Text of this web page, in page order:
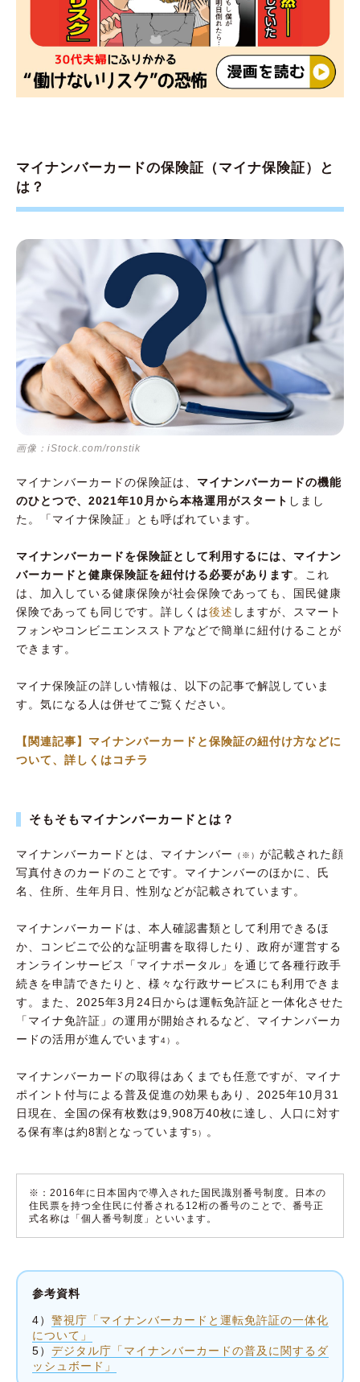
マイナンバーカードの保険証（マイナ保険証）と
は？
画像：iStock.com/ronstik
マイナンバーカードの保険証は、 マイナンバーカードの機能
のひとつで、2021年10月から本格運用がスタート しまし
た。「マイナ保険証」とも呼ばれています。
マイナンバーカードを保険証として利用するには、マイナン
バーカードと健康保険証を紐付ける必要があります。これ
は、加入している健康保険が社会保険であっても、国民健康
保険であっても同じです。詳しくは後述 しますが、スマート
フォンやコンビニエンスストアなどで簡単に紐付けることが
できます。
マイナ保険証の詳しい情報は、以下の記事で解説していま
す。気になる人は併せてご覧ください。
【関連記事】マイナンバーカードと保険証の紐付け方などに
ついて、詳しくはコチラ
そもそもマイナンバーカードとは？
マイナンバーカードとは、マイナンバー （※） が記載された顔
写真付きのカードのことです。マイナンバーのほかに、氏
名、住所、生年月日、性別などが記載されています。
マイナンバーカードは、本人確認書類として利用できるほ
か、コンビニで公的な証明書を取得したり、政府が運営する
オンラインサービス「マイナポータル」を通じて各種行政手
続きを申請できたりと、様々な行政サービスにも利用できま
す。また、2025年3月24日からは運転免許証と一体化させた
「マイナ免許証」の運用が開始されるなど、マイナンバーカ
ードの活用が進んでいます4） 。
マイナンバーカードの取得はあくまでも任意ですが、マイナ
ポイント付与による普及促進の効果もあり、2025年10月31
日現在、全国の保有枚数は9,908万40枚に達し、人口に対す
る保有率は約8割となっています5） 。
※：2016年に日本国内で導入された国民識別番号制度。日本の
住民票を持つ全住民に付番される12桁の番号のことで、番号正
式名称は「個人番号制度」といいます。
参考資料
4） 警視庁「マイナンバーカードと運転免許証の一体化
について」
5） デジタル庁「マイナンバーカードの普及に関するダ
ッシュボード」